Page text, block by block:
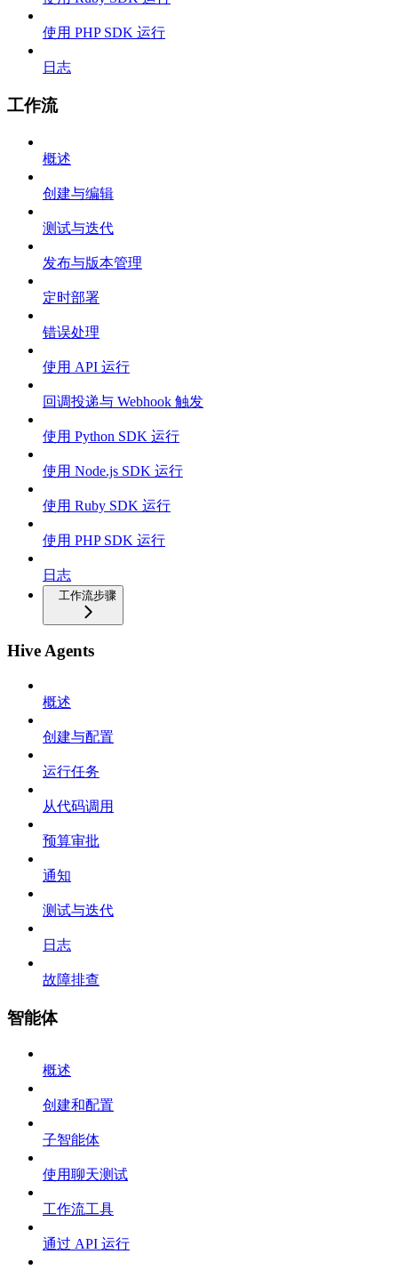
使用 PHP SDK 运行
日志
工作流
概述
创建与编辑
测试与迭代
发布与版本管理
定时部署
错误处理
使用 API 运行
回调投递与 Webhook 触发
使用 Python SDK 运行
使用 Node.js SDK 运行
使用 Ruby SDK 运行
使用 PHP SDK 运行
日志
工作流步骤
Hive Agents
概述
创建与配置
运行任务
从代码调用
预算审批
通知
测试与迭代
日志
故障排查
智能体
概述
创建和配置
子智能体
使用聊天测试
工作流工具
通过 API 运行